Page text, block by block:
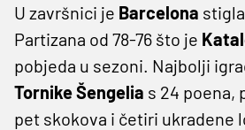
U završnici je Barcelona
Partizana od 78-76 što je
pobjeda u sezoni. Najbolji
Tornike Šengelia s 24 poena,
pet skokova i četiri ukradene